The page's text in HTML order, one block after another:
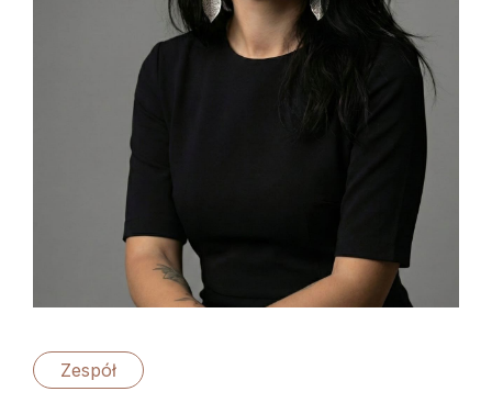
Zespół